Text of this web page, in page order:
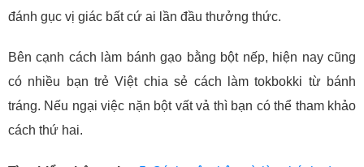
đánh gục vị giác bất cứ ai lần đầu thưởng thức.
Bên cạnh cách làm bánh gạo bằng bột nếp, hiện nay cũng
có nhiều bạn trẻ Việt chia sẻ cách làm tokbokki từ bánh
tráng. Nếu ngại việc nặn bột vất vả thì bạn có thể tham khảo
cách thứ hai.